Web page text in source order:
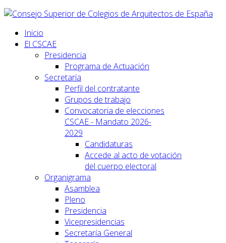
Inicio
El CSCAE
Presidencia
Programa de Actuación
Secretaría
Perfil del contratante
Grupos de trabajo
Convocatoria de elecciones
CSCAE - Mandato 2026-
2029
Candidaturas
Accede al acto de votación
del cuerpo electoral
Organigrama
Asamblea
Pleno
Presidencia
Vicepresidencias
Secretaría General